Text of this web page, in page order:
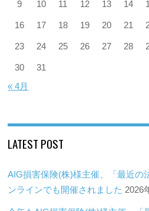
9 10 11 12 13 14
16 17 18 19 20 21
23 24 25 26 27 28
30
31
« 4月
LATEST POST
AIG損害保険(株)様主催、「最近の
ンラインでも開催されました 2026